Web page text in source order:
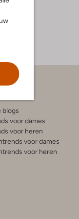
blogs
voor dames
voor heren
voor dames
voor heren